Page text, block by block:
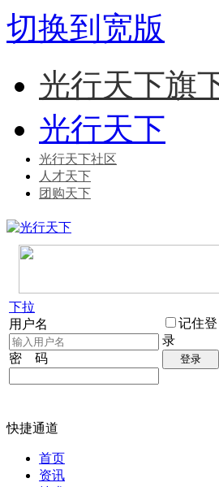
切换到宽版
光行天下旗
光行天下
光行天下社区
人才天下
团购天下
下拉
用户名
密 码
记住登
录
登录
快捷通道
首页
资讯